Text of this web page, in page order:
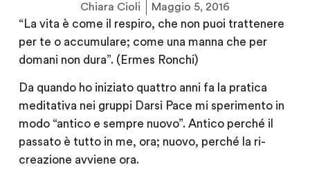
Chiara Cioli Maggio 5, 2016
“La vita è come il respiro, che non puoi trattenere
per te o accumulare; come una manna che per
domani non dura”. (Ermes Ronchi)
Da quando ho iniziato quattro anni fa la pratica
meditativa nei gruppi Darsi Pace mi sperimento in
modo “antico e sempre nuovo”. Antico perché il
passato è tutto in me, ora; nuovo, perché la ri-
creazione avviene ora.